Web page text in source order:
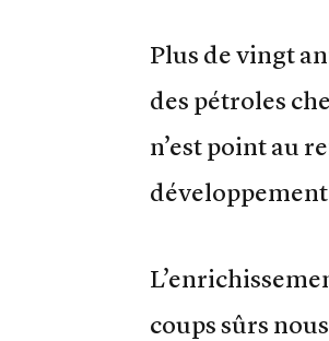
Plus de vingt
des pétroles
n’est point au
coups sûrs